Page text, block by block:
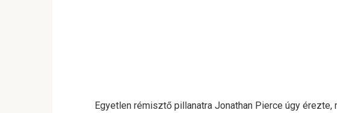
Egyetlen rémisztő pillanatra Jonathan Pierce úgy érezte,